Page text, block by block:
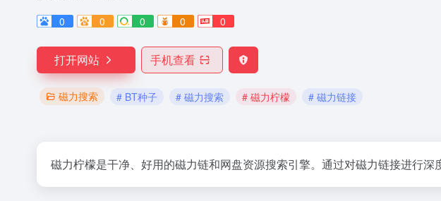
0
0 0 0 0
打开网站 手机查看
磁力搜索 # BT种子 # 磁力搜索 # 磁力柠檬 # 磁力链接
磁力柠檬是干净、好用的磁力链和网盘资源搜索引擎。通过对磁力链接进行